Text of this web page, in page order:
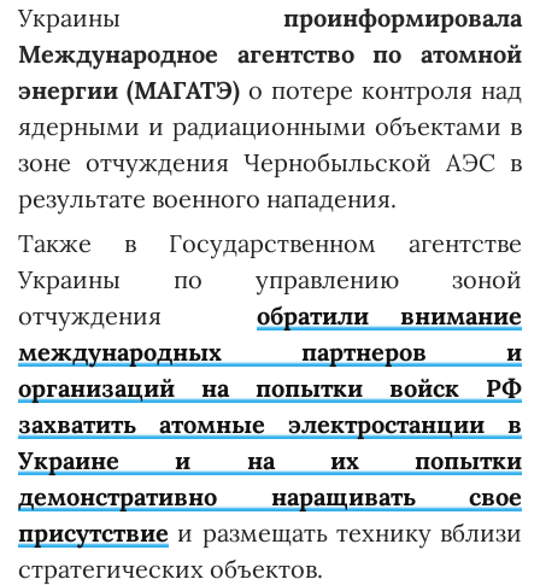
Украины проинформировала
Международное агентство по атомной
энергии (МАГАТЭ) о потере контроля над
ядерными и радиационными объектами в
зоне отчуждения Чернобыльской АЭС в
результате военного нападения.
Также в Государственном агентстве
Украины по управлению зоной
отчуждения обратили внимание
международных партнеров и
организаций на попытки войск РФ
захватить атомные электростанции в
Украине и на их попытки
демонстративно наращивать свое
присутствие и размещать технику вблизи
стратегических объектов.